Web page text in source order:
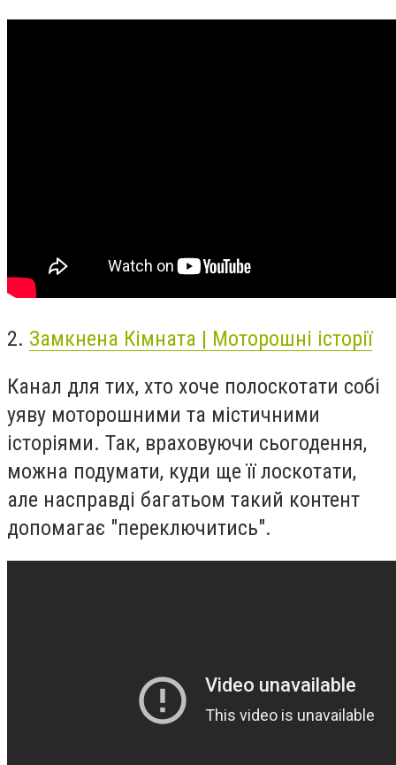
2. Замкнена Кімната | Моторошні історії
Канал для тих, хто хоче полоскотати собі
уяву моторошними та містичними
історіями. Так, враховуючи сьогодення,
можна подумати, куди ще її лоскотати,
але насправді багатьом такий контент
допомагає "переключитись".